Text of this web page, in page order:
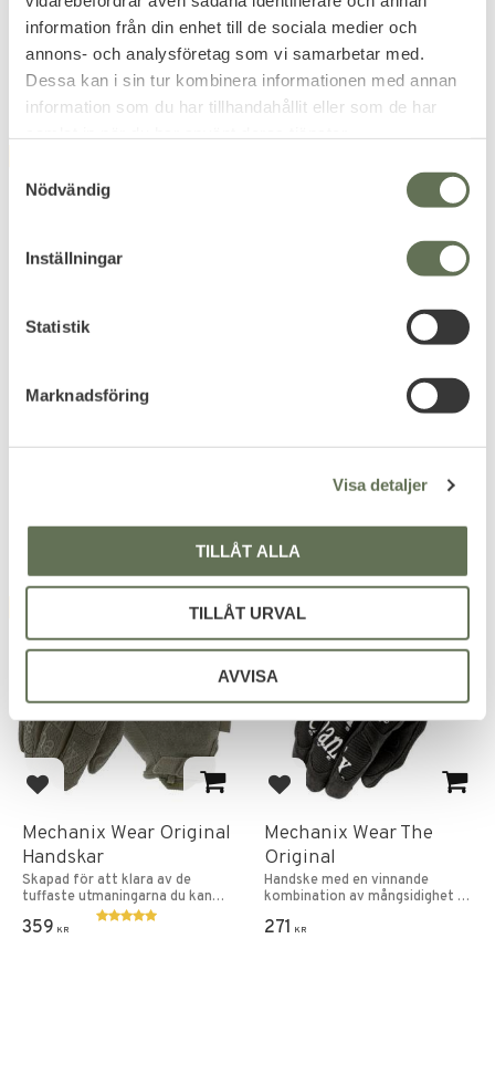
information från din enhet till de sociala medier och
annons- och analysföretag som vi samarbetar med.
Dessa kan i sin tur kombinera informationen med annan
information som du har tillhandahållit eller som de har
Nödvändig
Inställningar
Statistik
Marknadsföring
Visa detaljer
TILLÅT ALLA
TILLÅT URVAL
AVVISA
319KR
ASG Airsoft BB Blaster
3300 skott
högkvalitativa airsoftkulor.
Add to favorites
ASG Taktisk Gevärs
Add to favorites
Mechanix Wear Original
Handskar
Skapad för att klara av de
tuffaste utmaningarna du kan
ställa de inför.
359 KR
Add to favorites
Mechanix Wear The
Original
Handske med en vinnande
kombination av mångsidighet &
271 KR
FAVORITE